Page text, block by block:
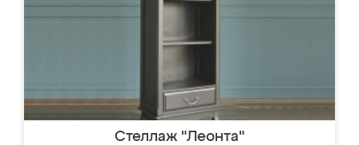
Стеллаж "Леонта"